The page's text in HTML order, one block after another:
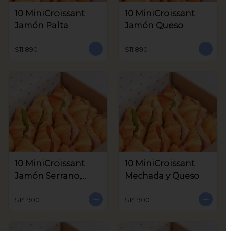
10 MiniCroissant
Jamón Palta
$11.890
10 MiniCroissant
Jamón Queso
$11.890
10 MiniCroissant
Jamón Serrano,
Aceitunas V.
$14.900
10 MiniCroissant
Mechada y Queso
$14.900